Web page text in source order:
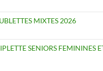
MIXTES 2026
SENIORS FEMININES